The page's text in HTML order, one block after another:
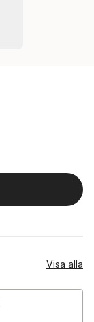
Visa alla